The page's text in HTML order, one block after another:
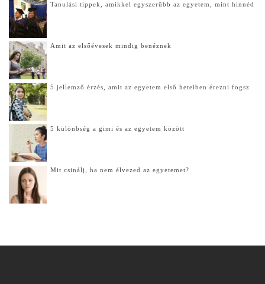
Tanulási tippek, amikkel egyszerűbb az egyetem, mint hinnéd
Amit az elsőévesek mindig benéznek
5 jellemző érzés, amit az egyetem első heteiben érezni fogsz
5 különbség a gimi és az egyetem között
Mit csinálj, ha nem élvezed az egyetemet?